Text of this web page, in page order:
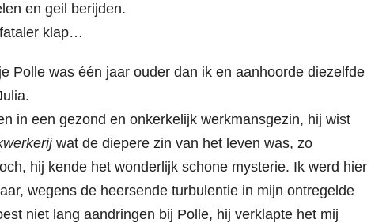
en geil berijden.
klap…
Polle was één jaar ouder dan ik en aanhoorde diezelfde
in een gezond en onkerkelijk werkmansgezin, hij wist
wat de diepere zin van het leven was, zo
hij kende het wonderlijk schone mysterie. Ik werd hier
wegens de heersende turbulentie in mijn ontregelde
niet lang aandringen bij Polle, hij verklapte het mij